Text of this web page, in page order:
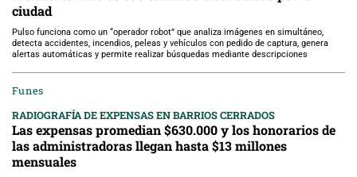
ciudad
Pulso funciona como un “operador robot” que analiza imágenes en simultáneo,
detecta accidentes, incendios, peleas y vehículos con pedido de captura, genera
alertas automáticas y permite realizar búsquedas mediante descripciones
Funes
RADIOGRAFÍA DE EXPENSAS EN BARRIOS CERRADOS
Las expensas promedian $630.000 y los honorarios de
las administradoras llegan hasta $13 millones
mensuales